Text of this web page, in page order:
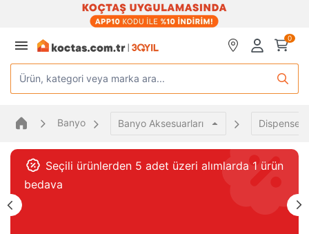
0
Ürün, kategori veya marka ara...
Banyo Banyo Aksesuarları
Seçili ürünlerden 5 adet üzeri alımlarda 1 ürün
bedava